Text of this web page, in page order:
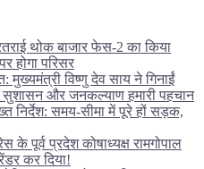
थोक बाजार फेस-2 का किया
होगा परिसर
मुख्यमंत्री विष्णु देव साय ने गिनाईं
और जनकल्याण हमारी पहचान
निर्देश: समय-सीमा में पूरे हों सड़क,
पूर्व प्रदेश कोषाध्यक्ष रामगोपाल
कर दिया!